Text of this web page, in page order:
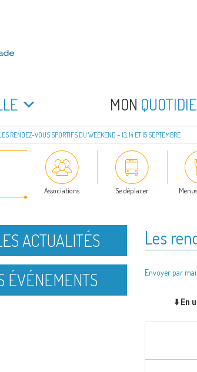
LA MON
RENDEZ-VOUS SPORTIFS DU WEEKEND – 13, 14 ET 15 SEPTEMBRE
Associations Se déplacer
Les
Envoyer par mail
⬇️ En
ACTUALITÉS
ÉVÉNEMENTS